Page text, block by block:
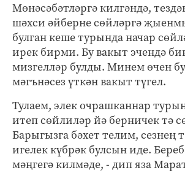
Мөнәсәбәтләргә килгәндә,
шәхси әйберне сөйләргә
булган кеше турында начар
ирек бирми. Бу вакыт эчендә
мизгелләр булды. Минем өчен
мәгънәсез үткән вакыт түгел.
Тулаем, элек очрашканнар
итеп сөйлиләр йә берничек тә
Барыгызга бәхет телим,
игелек күбрәк булсын иде.
мәңгегә килмәде, - дип яза